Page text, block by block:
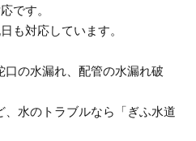
です。
も対応しています。
の水漏れ、配管の水漏れ破
、水のトラブルなら「ぎふ水道